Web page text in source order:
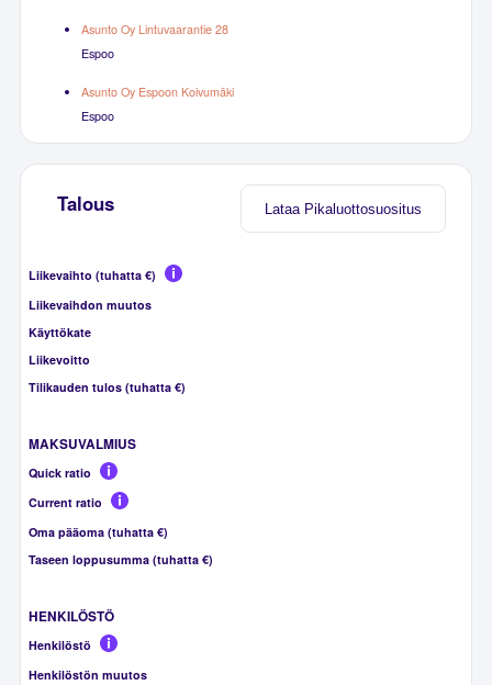
Asunto Oy Lintuvaarantie 28
Espoo
Asunto Oy Espoon Koivumäki
Espoo
Lataa Pikaluottosuositus
Talous
Liikevaihto (tuhatta €)
Liikevaihdon muutos
Käyttökate
Liikevoitto
Tilikauden tulos (tuhatta €)
MAKSUVALMIUS
Quick ratio
Current ratio
Oma pääoma (tuhatta €)
Taseen loppusumma (tuhatta €)
HENKILÖSTÖ
Henkilöstö
Henkilöstön muutos